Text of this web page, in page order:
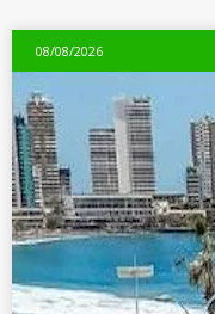
08/08/2026